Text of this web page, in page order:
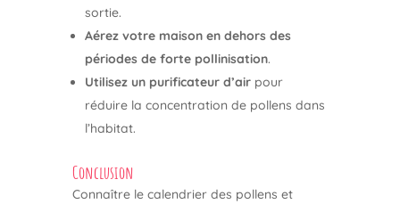
sortie.
Aérez votre maison en dehors des
périodes de forte pollinisation.
Utilisez un purificateur d’airpour
réduire la concentration de pollens dans
l’habitat.
Conclusion
Connaître le calendrier des pollens et